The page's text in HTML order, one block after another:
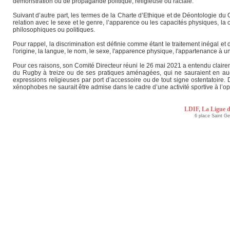
Suivant d’autre part, les termes de la Charte d’Ethique et de Déontologie
relation avec le sexe et le genre, l’apparence ou les capacités physiques,
philosophiques ou politiques.
Pour rappel, la discrimination est définie comme étant le traitement inégal
l'origine, la langue, le nom, le sexe, l'apparence physique, l'appartenance à
Pour ces raisons, son Comité Directeur réuni le 26 mai 2021 a entendu
du Rugby à treize ou de ses pratiques aménagées, qui ne sauraient en
expressions religieuses par port d’accessoire ou de tout signe
xénophobes ne saurait être admise dans le cadre d’une activité sportive à
LDIF, La Ligue
6 place Saint